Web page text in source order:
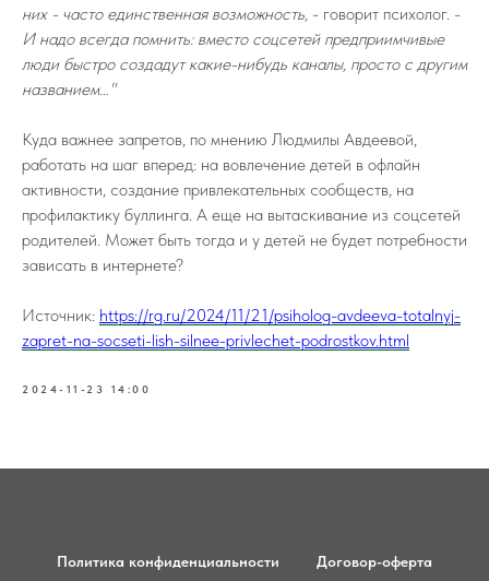
них - часто единственная возможность, - говорит психолог. -
И надо всегда помнить: вместо соцсетей предприимчивые
люди быстро создадут какие-нибудь каналы, просто с другим
названием…"
Куда важнее запретов, по мнению Людмилы Авдеевой,
работать на шаг вперед: на вовлечение детей в офлайн
активности, создание привлекательных сообществ, на
профилактику буллинга. А еще на вытаскивание из соцсетей
родителей. Может быть тогда и у детей не будет потребности
зависать в интернете?
Источник: https://rg.ru/2024/11/21/psiholog-avdeeva-totalnyj-
zapret-na-socseti-lish-silnee-privlechet-podrostkov.html
2024-11-23 14:00
Политика конфиденциальности Договор-оферта